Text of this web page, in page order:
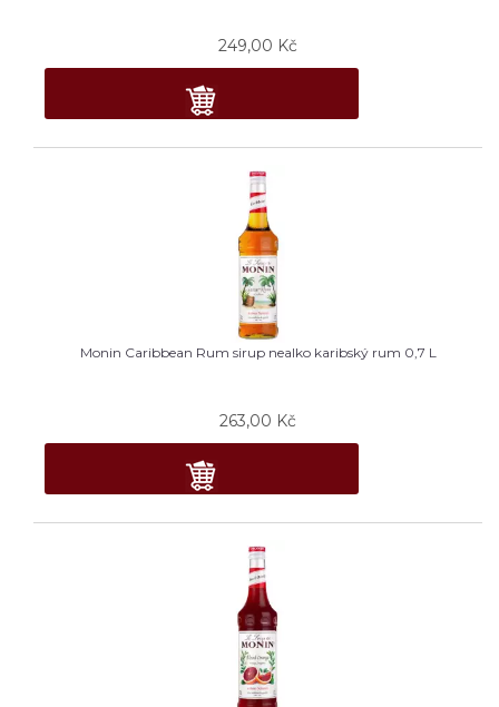
249,00 Kč
Monin Caribbean Rum sirup nealko karibský rum 0,7 L
263,00 Kč